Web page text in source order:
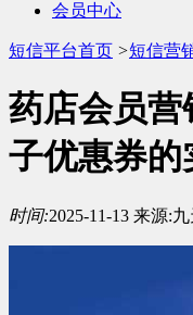
会员中心
短信平台首页 >短信营
药店会员
子优惠券的
时间:2025-11-13 来源: